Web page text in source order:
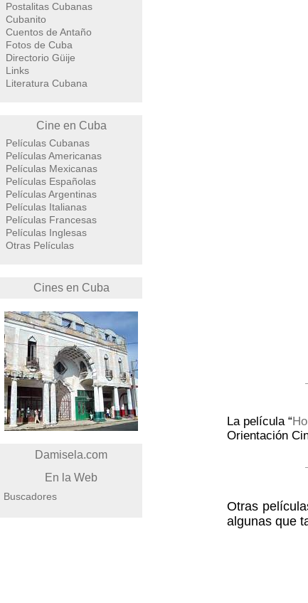
Postalitas Cubanas
Cubanito
Cuentos de Antaño
Fotos de Cuba
Directorio Güije
Links
Literatura Cubana
Cine en Cuba
Películas Cubanas
Películas Americanas
Películas Mexicanas
Películas Españolas
Películas Argentinas
Películas Italianas
Películas Francesas
Películas Inglesas
Otras Películas
Cines en Cuba
Damisela.com
En la Web
Buscadores
La película “
Orientación
Otras
algunas que